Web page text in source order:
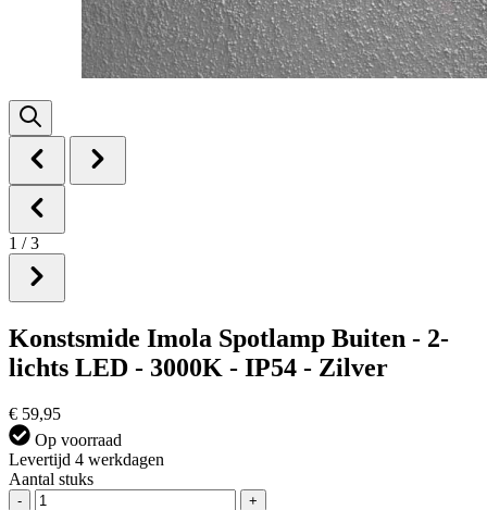
1 / 3
Konstsmide Imola Spotlamp Buiten - 2-
lichts LED - 3000K - IP54 - Zilver
€ 59,95
Op voorraad
Levertijd 4 werkdagen
Aantal stuks
-
+